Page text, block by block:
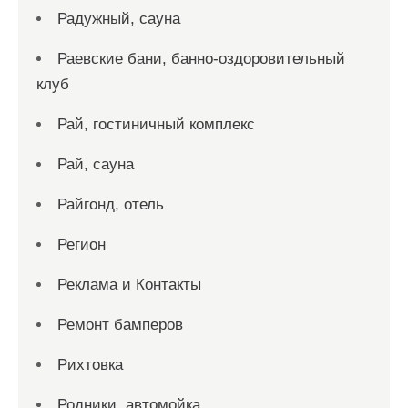
Радужный, сауна
Раевские бани, банно-оздоровительный
клуб
Рай, гостиничный комплекс
Рай, сауна
Райгонд, отель
Регион
Реклама и Контакты
Ремонт бамперов
Рихтовка